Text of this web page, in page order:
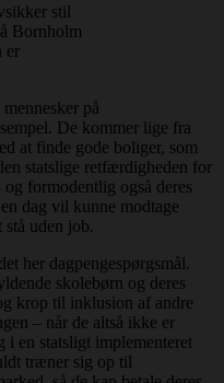
stil
Bornholm
er
på
De kommer lige fra
at finde gode boliger, som
statslige retfærdigheden for
formodentlig også deres
dag vil kunne modtage
uden job.
her dagpengespørgsmål.
skolebørn og deres
krop til inklusion af andre
– når de altså ikke er
en statsligt implementeret
træner sig op til